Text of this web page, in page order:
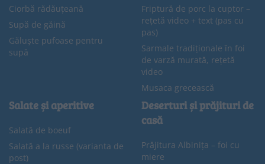
Ciorbă rădăuțeană
Supă de găină
Găluște pufoase pentru
supă
Friptură de porc la cuptor –
rețetă video + text (pas cu
pas)
Sarmale tradiționale în foi
de varză murată, rețetă
video
Musaca grecească
Salate și aperitive
Salată de boeuf
Salată a la russe (varianta de
post)
Deserturi și prăjituri de
casă
Prăjitura Albinița – foi cu
miere